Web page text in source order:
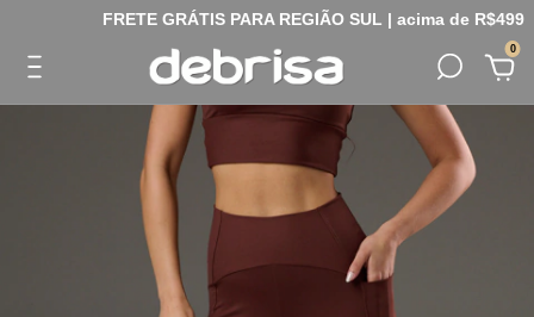
0
FRETE GRÁTIS PARA REGIÃO SUL | acima de R$499